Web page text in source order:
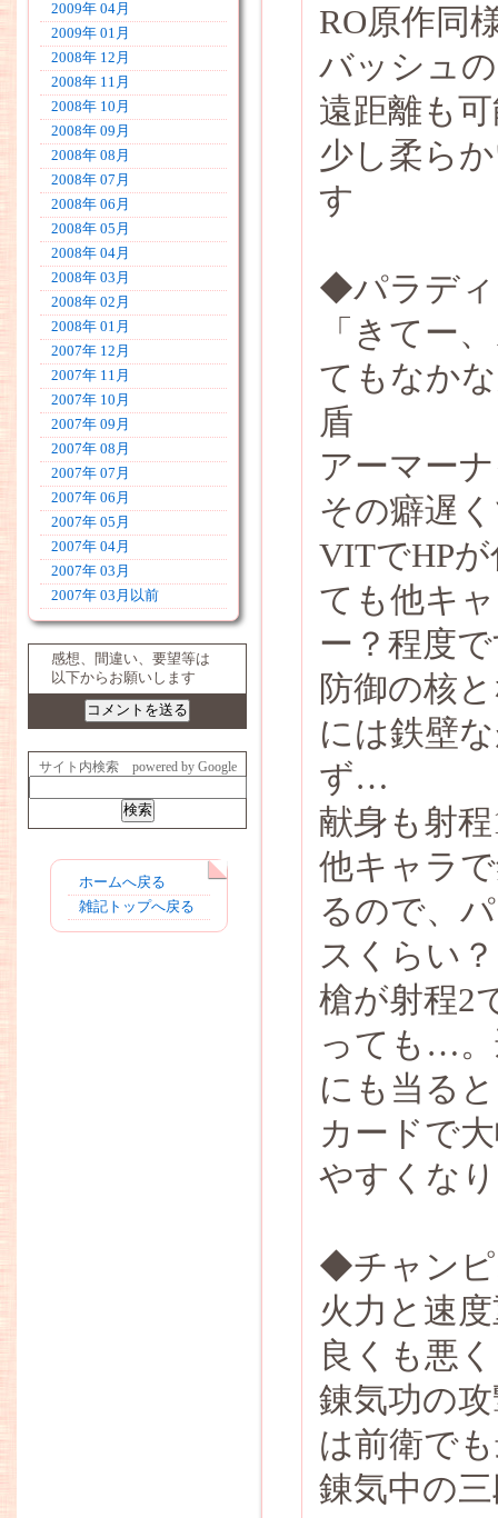
2009年 04月
2009年 01月
2008年 12月
2008年 11月
2008年 10月
2008年 09月
2008年 08月
2008年 07月
2008年 06月
2008年 05月
2008年 04月
2008年 03月
2008年 02月
2008年 01月
2007年 12月
2007年 11月
2007年 10月
2007年 09月
2007年 08月
2007年 07月
2007年 06月
2007年 05月
2007年 04月
2007年 03月
2007年 03月以前
感想、間違い、要望等は
以下からお願いします
サイト内検索 powered by Google
ホームへ戻る
雑記トップへ戻る
RO原作同
バッシュ
遠距離も
少し柔ら
す
◆パラデ
「きてー
てもなか
盾
アーマー
その癖遅
VITでHP
ても他キ
ー？程度
防御の核
には鉄壁
ず…
献身も射
他キャラ
るので、
スくらい
槍が射程2
っても…。
にも当る
カードで
やすくな
◆チャン
火力と速
良くも悪
錬気功の
は前衛で
錬気中の